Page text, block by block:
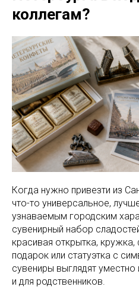
коллегам?
Когда нужно привезти из
что-то универсальное,
узнаваемым городским
сувенирный набор
красивая открытка,
подарок или статуэтка с
сувениры выглядят уместно
и для родственников.